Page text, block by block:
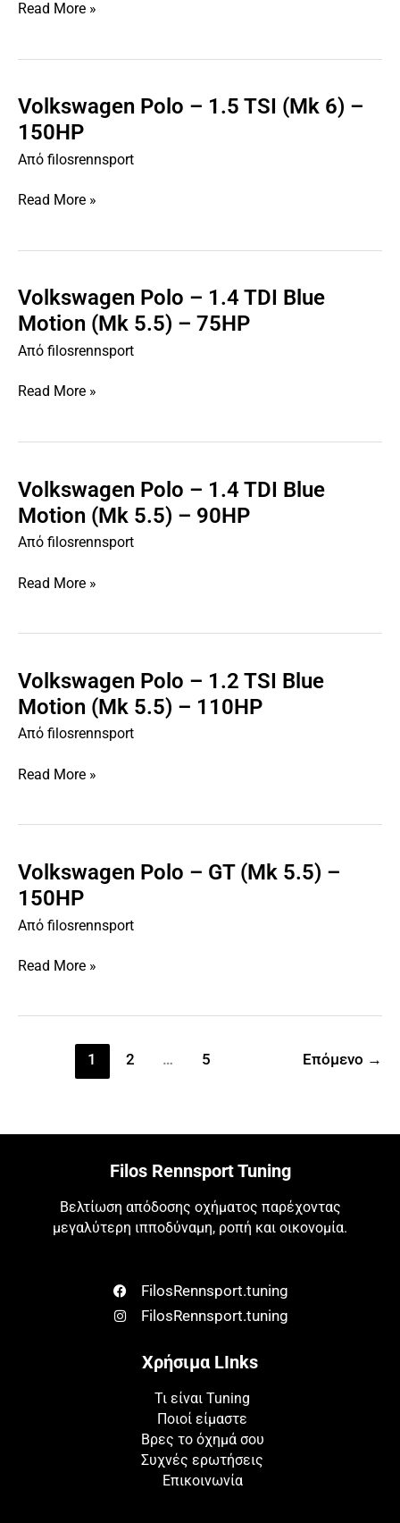
(Mk
–
Read More »
Volkswagen Polo – 1.5 TSI (Mk 6) –
150HP
Από filosrennsport
Volkswagen
Polo
–
1.5
(Mk
–
Read More »
Volkswagen Polo – 1.4 TDI Blue
Motion (Mk 5.5) – 75HP
Από filosrennsport
Volkswagen
Polo
–
1.4
Blue
(Mk
–
75HP
Read More »
Volkswagen Polo – 1.4 TDI Blue
Motion (Mk 5.5) – 90HP
Από filosrennsport
Volkswagen
Polo
–
1.4
Blue
(Mk
–
90HP
Read More »
Volkswagen Polo – 1.2 TSI Blue
Motion (Mk 5.5) – 110HP
Από filosrennsport
Volkswagen
Polo
–
1.2
Blue
(Mk
–
110HP
Read More »
Volkswagen Polo – GT (Mk 5.5) –
150HP
Από filosrennsport
Volkswagen
Polo
–
GT
5.5)
150HP
Read More »
1 2 … 5 Επόμενο →
Filos Rennsport Tuning
Βελτίωση απόδοσης οχήματος παρέχοντας
μεγαλύτερη ιπποδύναμη, ροπή και οικονομία.
FilosRennsport.tuning
FilosRennsport.tuning
Χρήσιμα LInks
Τι είναι Tuning
Ποιοί είμαστε
Βρες το όχημά σου
Συχνές ερωτήσεις
Επικοινωνία